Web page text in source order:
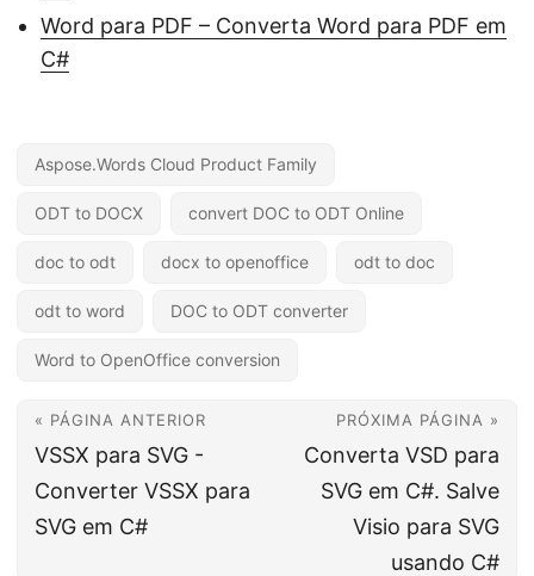
Word para PDF – Converta Word para PDF em
C#
Aspose.Words Cloud Product Family
ODT to DOCX convert DOC to ODT Online
doc to odt docx to openoffice odt to doc
odt to word DOC to ODT converter
Word to OpenOffice conversion
« PÁGINA ANTERIOR
VSSX para SVG -
Converter VSSX para
SVG em C#
PRÓXIMA PÁGINA »
Converta VSD para
SVG em C#. Salve
Visio para SVG
usando C#